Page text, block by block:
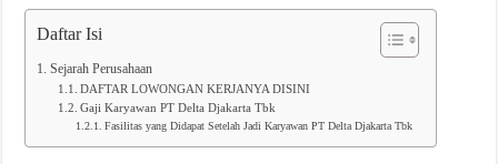
Daftar Isi
Sejarah Perusahaan
DAFTAR LOWONGAN KERJANYA DISINI
Gaji Karyawan PT Delta Djakarta Tbk
Fasilitas yang Didapat Setelah Jadi Karyawan PT Delta Djakarta Tbk